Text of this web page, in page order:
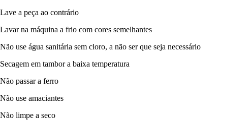
Lave a peça ao contrário
Lavar na máquina a frio com cores semelhantes
Não use água sanitária sem cloro, a não ser que seja necessário
Secagem em tambor a baixa temperatura
Não passar a ferro
Não use amaciantes
Não limpe a seco